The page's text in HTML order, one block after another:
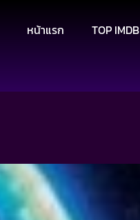
หน้าแรก TOP IMDB